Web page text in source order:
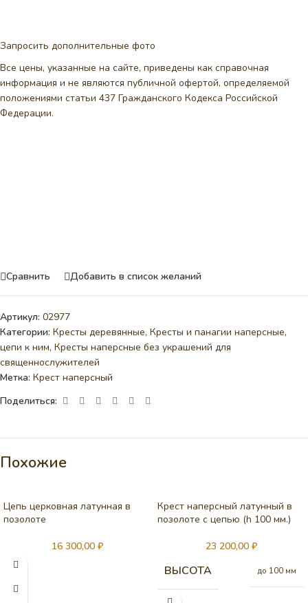
Запросить дополнительные фото
Все цены, указанные на сайте, приведены как справочная
информация и не являются публичной офертой, определяемой
положениями статьи 437 Гражданского Кодекса Российской
Федерации.
Сравнить Добавить в список желаний
Артикул: 02977
Категории: Кресты деревянные, Кресты и панагии наперсные,
цепи к ним, Кресты наперсные без украшений для
священнослужителей
Метка: Крест наперсный
Поделиться:
Похожие
Цепь церковная латунная в
позолоте
16 300,00 ₽
Крест наперсный латунный в
позолоте с цепью (h 100 мм.)
23 200,00 ₽
ВЫСОТА до 100 мм